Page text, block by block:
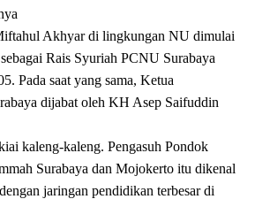
Akhyar di lingkungan NU dimulai
Rais Syuriah PCNU Surabaya
Pada saat yang sama, Ketua
dijabat oleh KH Asep Saifuddin
kaleng-kaleng. Pengasuh Pondok
Surabaya dan Mojokerto itu dikenal
jaringan pendidikan terbesar di